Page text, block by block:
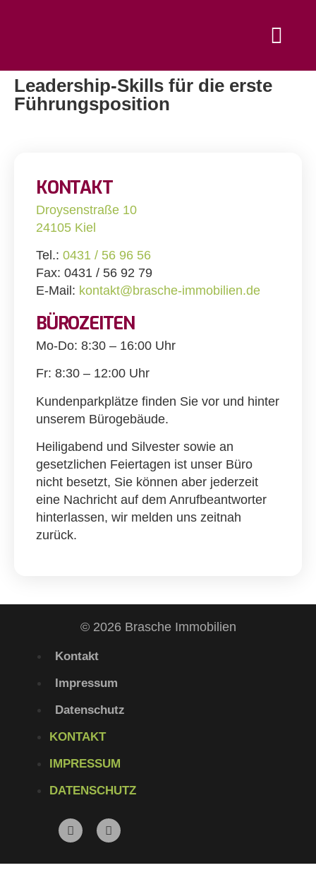
Leadership-Skills für die erste
Führungsposition
KONTAKT
Droysenstraße 10
24105 Kiel
Tel.: 0431 / 56 96 56
Fax: 0431 / 56 92 79
E-Mail: kontakt@brasche-immobilien.de
BÜROZEITEN
Mo-Do: 8:30 – 16:00 Uhr
Fr: 8:30 – 12:00 Uhr
Kundenparkplätze finden Sie vor und hinter
unserem Bürogebäude.
Heiligabend und Silvester sowie an
gesetzlichen Feiertagen ist unser Büro
nicht besetzt, Sie können aber jederzeit
eine Nachricht auf dem Anrufbeantworter
hinterlassen, wir melden uns zeitnah
zurück.
© 2026 Brasche Immobilien
Kontakt
Impressum
Datenschutz
KONTAKT
IMPRESSUM
DATENSCHUTZ